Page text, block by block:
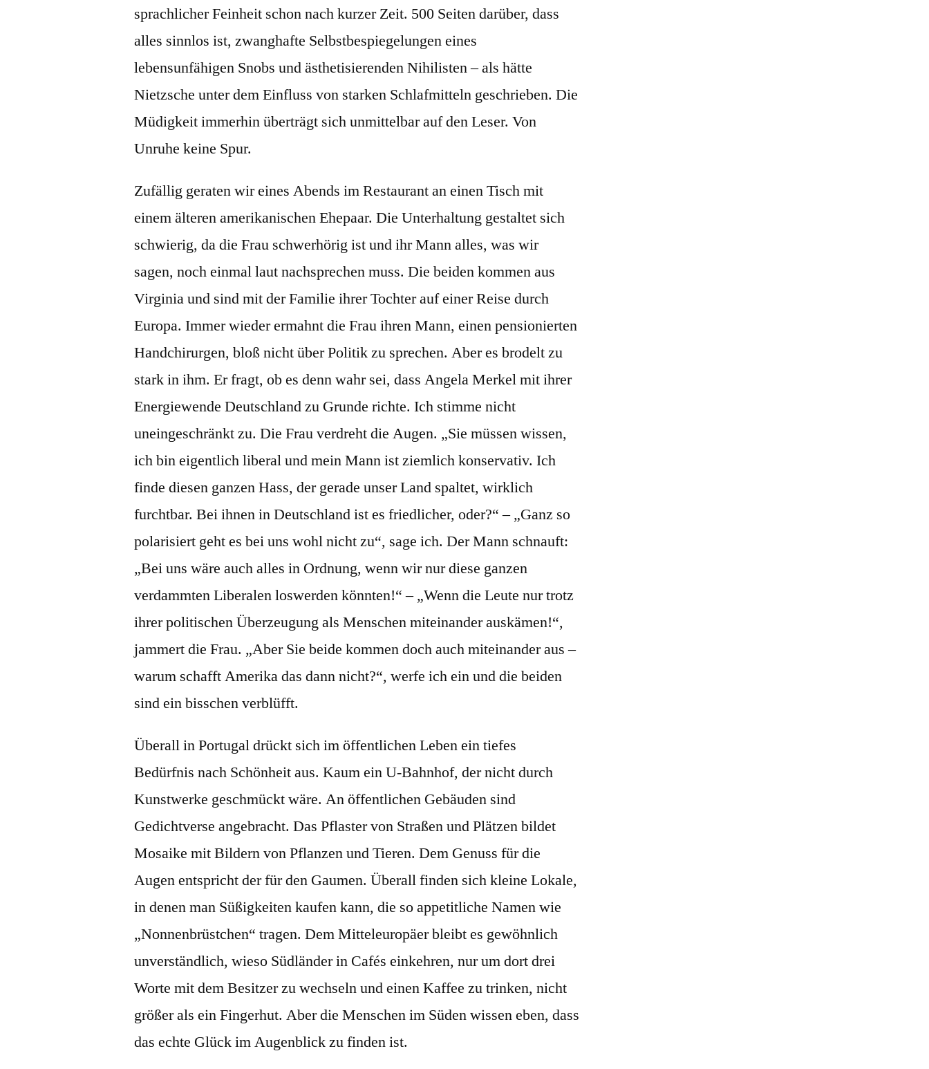
sprachlicher Feinheit schon nach kurzer Zeit. 500 Seiten darüber, dass
alles sinnlos ist, zwanghafte Selbstbespiegelungen eines
lebensunfähigen Snobs und ästhetisierenden Nihilisten – als hätte
Nietzsche unter dem Einfluss von starken Schlafmitteln geschrieben. Die
Müdigkeit immerhin überträgt sich unmittelbar auf den Leser. Von
Unruhe keine Spur.
Zufällig geraten wir eines Abends im Restaurant an einen Tisch mit
einem älteren amerikanischen Ehepaar. Die Unterhaltung gestaltet sich
schwierig, da die Frau schwerhörig ist und ihr Mann alles, was wir
sagen, noch einmal laut nachsprechen muss. Die beiden kommen aus
Virginia und sind mit der Familie ihrer Tochter auf einer Reise durch
Europa. Immer wieder ermahnt die Frau ihren Mann, einen pensionierten
Handchirurgen, bloß nicht über Politik zu sprechen. Aber es brodelt zu
stark in ihm. Er fragt, ob es denn wahr sei, dass Angela Merkel mit ihrer
Energiewende Deutschland zu Grunde richte. Ich stimme nicht
uneingeschränkt zu. Die Frau verdreht die Augen. „Sie müssen wissen,
ich bin eigentlich liberal und mein Mann ist ziemlich konservativ. Ich
finde diesen ganzen Hass, der gerade unser Land spaltet, wirklich
furchtbar. Bei ihnen in Deutschland ist es friedlicher, oder?“ – „Ganz so
polarisiert geht es bei uns wohl nicht zu“, sage ich. Der Mann schnauft:
„Bei uns wäre auch alles in Ordnung, wenn wir nur diese ganzen
verdammten Liberalen loswerden könnten!“ – „Wenn die Leute nur trotz
ihrer politischen Überzeugung als Menschen miteinander auskämen!“,
jammert die Frau. „Aber Sie beide kommen doch auch miteinander aus –
warum schafft Amerika das dann nicht?“, werfe ich ein und die beiden
sind ein bisschen verblüfft.
Überall in Portugal drückt sich im öffentlichen Leben ein tiefes
Bedürfnis nach Schönheit aus. Kaum ein U-Bahnhof, der nicht durch
Kunstwerke geschmückt wäre. An öffentlichen Gebäuden sind
Gedichtverse angebracht. Das Pflaster von Straßen und Plätzen bildet
Mosaike mit Bildern von Pflanzen und Tieren. Dem Genuss für die
Augen entspricht der für den Gaumen. Überall finden sich kleine Lokale,
in denen man Süßigkeiten kaufen kann, die so appetitliche Namen wie
„Nonnenbrüstchen“ tragen. Dem Mitteleuropäer bleibt es gewöhnlich
unverständlich, wieso Südländer in Cafés einkehren, nur um dort drei
Worte mit dem Besitzer zu wechseln und einen Kaffee zu trinken, nicht
größer als ein Fingerhut. Aber die Menschen im Süden wissen eben, dass
das echte Glück im Augenblick zu finden ist.